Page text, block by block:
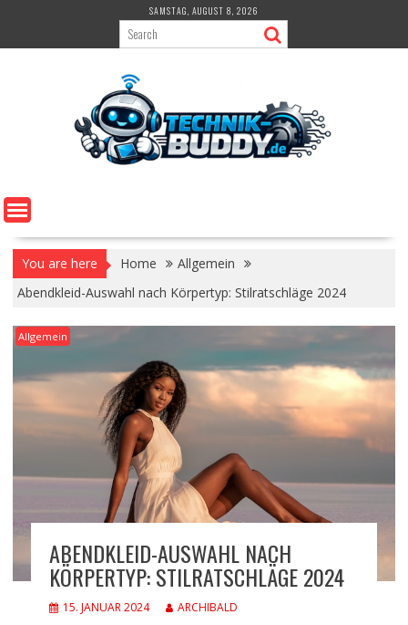
content
SAMSTAG, AUGUST 8, 2026
You are here Home
Allgemein
Abendkleid-Auswahl nach Körpertyp: Stilratschläge 2024
Allgemein
ABENDKLEID-AUSWAHL NACH
KÖRPERTYP: STILRATSCHLÄGE 2024
15. JANUAR 2024 ARCHIBALD